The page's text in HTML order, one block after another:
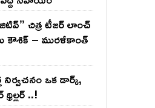
చిత్ర టీజర్ లాంచ్
కౌశిక్ – మురళీకాంత్
ఒక డార్క్,
..!